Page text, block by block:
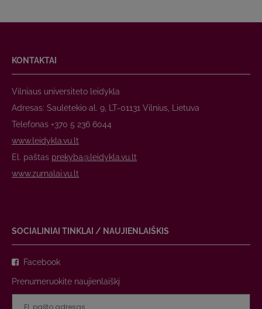
KONTAKTAI
Vilniaus universiteto leidykla
Adresas: Saulėtekio al. 9, LT-01131 Vilnius, Lietuva
Telefonas +370 5 236 6044
www.leidykla.vu.lt
El. paštas prekyba@leidykla.vu.lt
www.zurnalai.vu.lt
SOCIALINIAI TINKLAI / NAUJIENLAIŠKIS
Facebook
Prenumeruokite naujienlaiškį